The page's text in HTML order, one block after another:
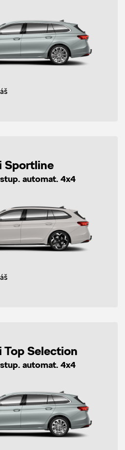
Sportline
automat. 4x4
Top Selection
automat. 4x4